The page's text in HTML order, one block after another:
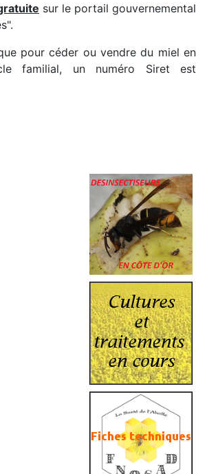
sur le portail gouvernemental
pour céder ou vendre du miel en
familial, un numéro Siret est